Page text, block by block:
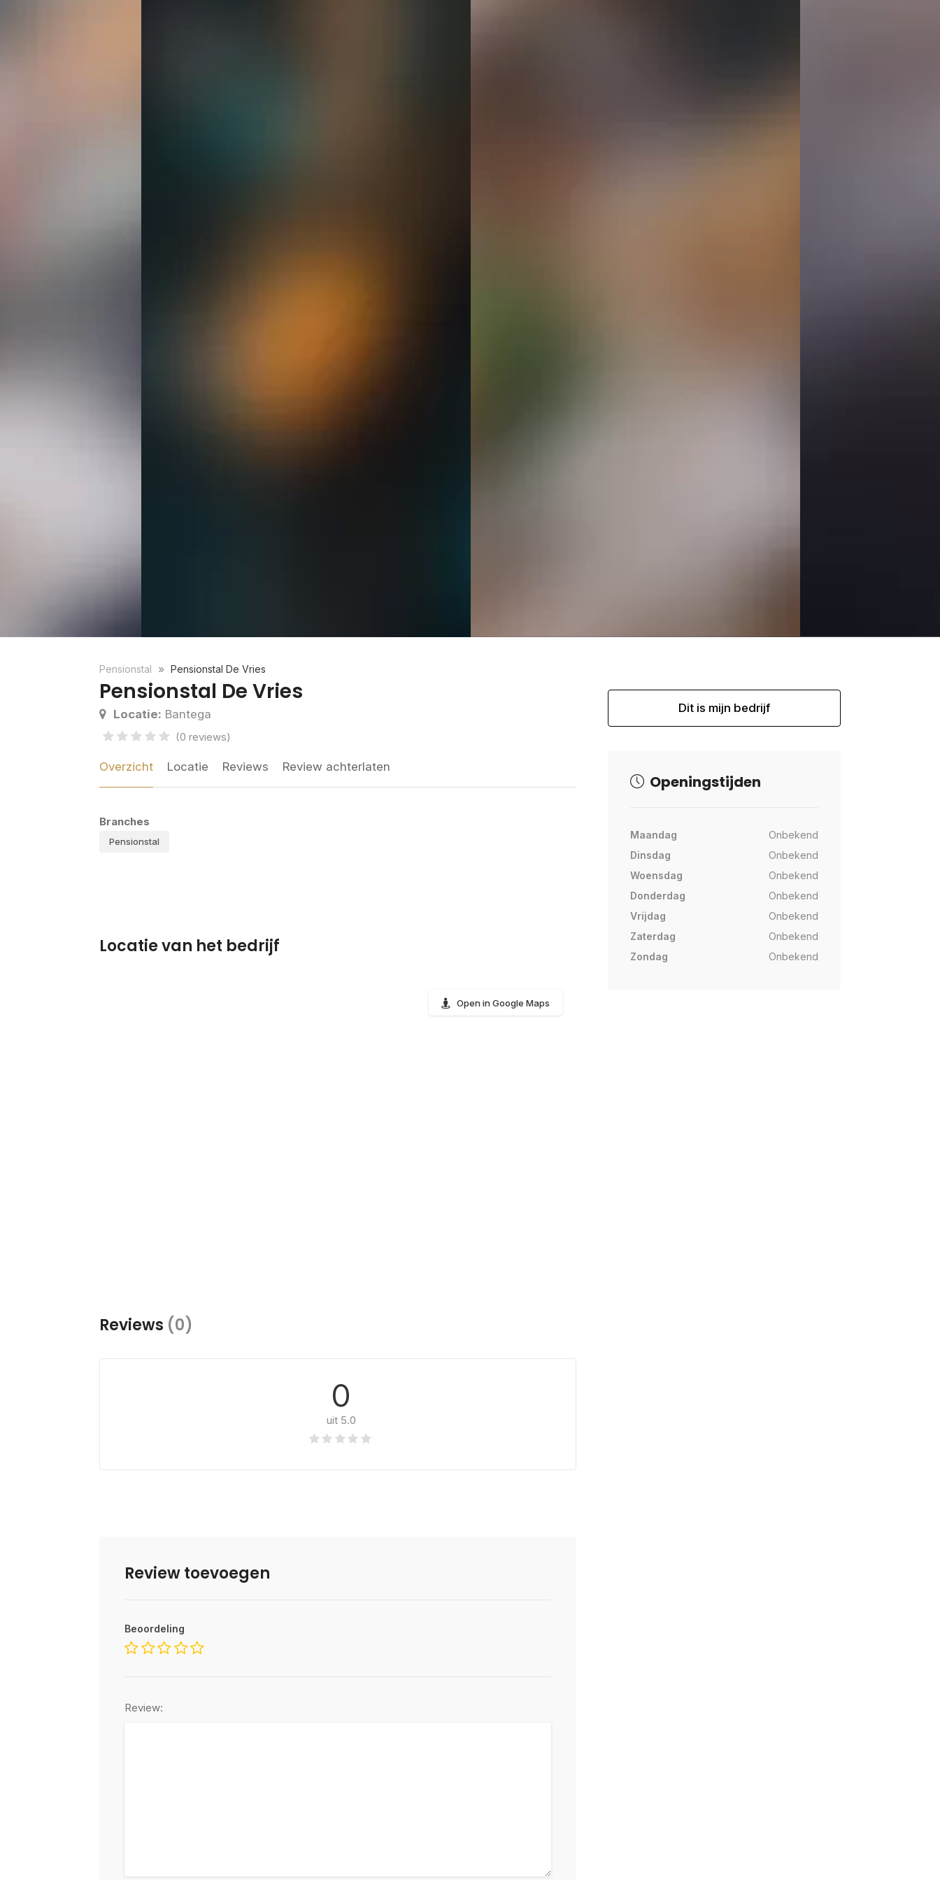
Pensionstal Pensionstal De Vries
Pensionstal De Vries
Locatie: Bantega
(0 reviews)
Overzicht Locatie Reviews Review achterlaten
Branches
Pensionstal
Locatie van het bedrijf
Open in Google Maps
Reviews (0)
0
uit 5.0
Review toevoegen
Beoordeling
Review:
Dit is mijn bedrijf
Openingstijden
Maandag
Onbekend
Dinsdag
Onbekend
Woensdag
Onbekend
Donderdag
Onbekend
Vrijdag
Onbekend
Zaterdag
Onbekend
Zondag
Onbekend